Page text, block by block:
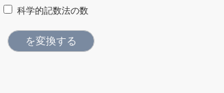
科学的記数法の数